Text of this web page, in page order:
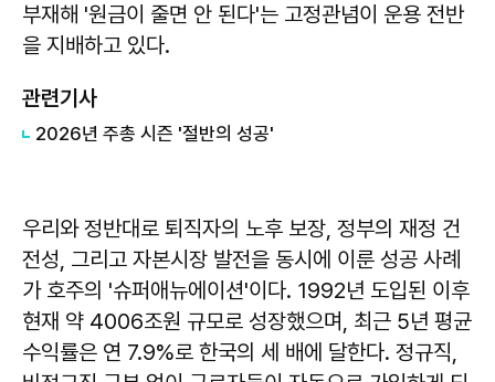
부재해 '원금이 줄면 안 된다'는 고정관념이 운용 전반
을 지배하고 있다.
관련기사
2026년 주총 시즌 '절반의 성공'
우리와 정반대로 퇴직자의 노후 보장, 정부의 재정 건
전성, 그리고 자본시장 발전을 동시에 이룬 성공 사례
가 호주의 '슈퍼애뉴에이션'이다. 1992년 도입된 이후
현재 약 4006조원 규모로 성장했으며, 최근 5년 평균
수익률은 연 7.9%로 한국의 세 배에 달한다. 정규직,